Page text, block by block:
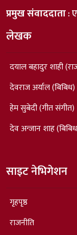
प्रमुख संवाददाता:
लेखक
दयाल बहादुर शाही
देवराज अर्याल (बिबिध)
हेम सुबेदी (गीत संगीत)
देव अन्जान शाह
साइट नेभिगेशन
गृहपृष्ठ
राजनीति